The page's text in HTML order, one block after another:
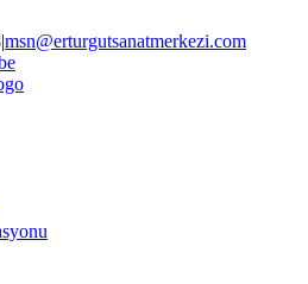
|msn@erturgutsanatmerkezi.com